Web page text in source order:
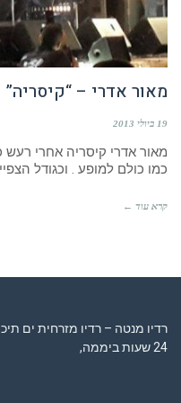
מאור אדרי – “קיסריה”
19 ביולי 2013
מאור אדרי קיסריה אחרי רעש
כמו כולם למופע . וכגודל
קרא עוד ←
רדיו מנטה – רדיו מזרחית ים
24 שעות ביממה,